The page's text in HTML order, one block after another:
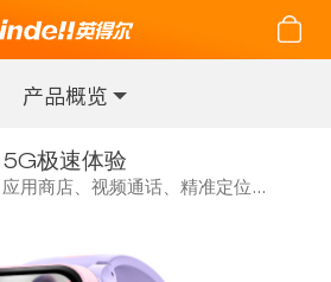
产品概览
5G极速体验
用商店、视频通话、精准定位...